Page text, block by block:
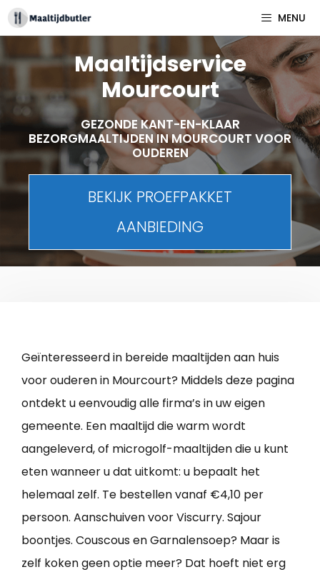
Spring
naar
inhoud
MENU
Maaltijdservice
Mourcourt
GEZONDE KANT-EN-KLAAR
BEZORGMAALTIJDEN IN MOURCOURT VOOR
OUDEREN
BEKIJK PROEFPAKKET
AANBIEDING
Geïnteresseerd in bereide maaltijden aan huis
voor ouderen in Mourcourt? Middels deze pagina
ontdekt u eenvoudig alle firma’s in uw eigen
gemeente. Een maaltijd die warm wordt
aangeleverd, of microgolf-maaltijden die u kunt
eten wanneer u dat uitkomt: u bepaalt het
helemaal zelf. Te bestellen vanaf €4,10 per
persoon. Aanschuiven voor Viscurry. Sajour
boontjes. Couscous en Garnalensoep? Maar is
zelf koken geen optie meer? Dat hoeft niet erg